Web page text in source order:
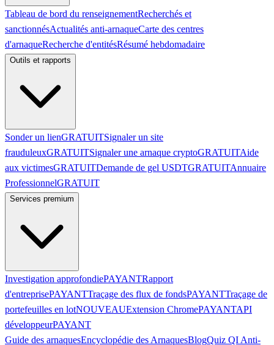
Tableau de bord du renseignementRecherchés et
sanctionnésActualités anti-arnaqueCarte des centres
d'arnaqueRecherche d'entitésRésumé hebdomadaire
Outils et rapports
Sonder un lienGRATUITSignaler un site
frauduleuxGRATUITSignaler une arnaque cryptoGRATUITAide
aux victimesGRATUITDemande de gel USDTGRATUITAnnuaire
ProfessionnelGRATUIT
Services premium
Investigation approfondiePAYANTRapport
d'entreprisePAYANTTraçage des flux de fondsPAYANTTraçage de
portefeuilles en lotNOUVEAUExtension ChromePAYANTAPI
développeurPAYANT
Guide des arnaquesEncyclopédie des ArnaquesBlogQuiz QI Anti-